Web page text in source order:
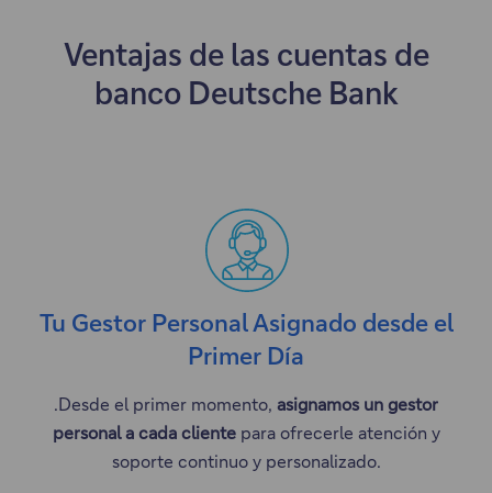
Ventajas de las cuentas de
banco Deutsche Bank
Tu Gestor Personal Asignado desde el
Primer Día
.Desde el primer momento, asignamos un gestor
personal a cada clientepara ofrecerle atención y
soporte continuo y personalizado.